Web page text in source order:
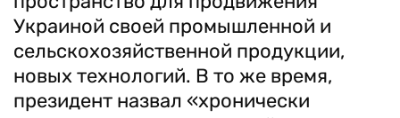
Украиной своей промышленной и
сельскохозяйственной продукции,
новых технологий. В то же время,
президент назвал «хронически